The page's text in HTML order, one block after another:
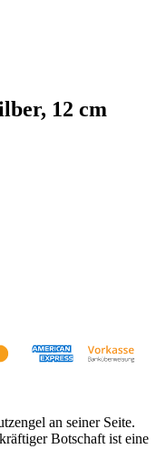
12 cm
an seiner Seite.
Botschaft ist eine